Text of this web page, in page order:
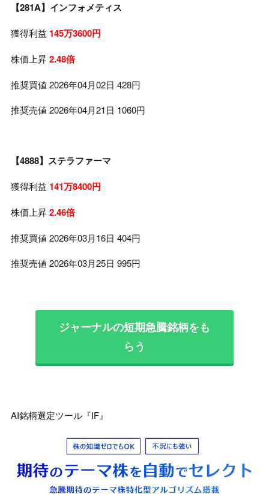
【281A】インフォメティス
獲得利益 145万3600円
株価上昇2.48倍
推奨買値 2026年04月02日 428円
推奨売値 2026年04月21日 1060円
【4888】ステラファーマ
獲得利益 141万8400円
株価上昇2.46倍
推奨買値 2026年03月16日 404円
推奨売値 2026年03月25日 995円
ジャーナルの短期急騰銘柄をも
らう
AI銘柄選定ツール『IF』